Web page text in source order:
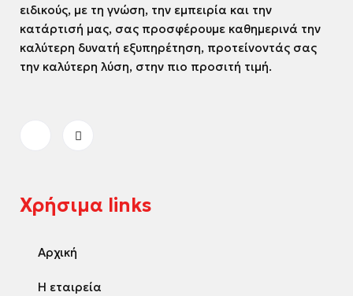
ειδικούς, με τη γνώση, την εμπειρία και την
κατάρτισή μας, σας προσφέρουμε καθημερινά την
καλύτερη δυνατή εξυπηρέτηση, προτείνοντάς σας
την καλύτερη λύση, στην πιο προσιτή τιμή.
Χρήσιμα links
Αρχική
Η εταιρεία